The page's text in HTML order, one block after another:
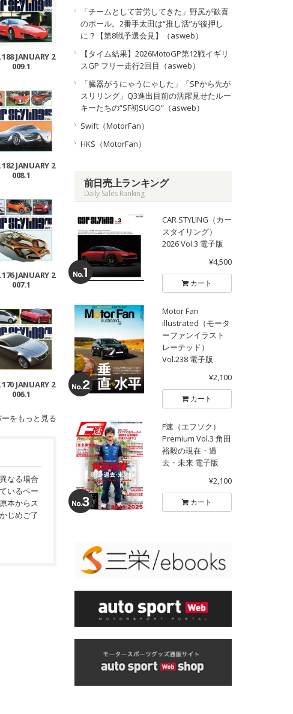
JANUARY 2
009.1
JANUARY 2
008.1
JANUARY 2
007.1
JANUARY 2
006.1
をもっと見る
なる場合
いるペー
本からス
じめご了
「チームとして苦労してきた」野尻が歓喜
のポール。2番手太田は“推し活”が後押し
に？【第8戦予選会見】（asweb）
【タイム結果】2026MotoGP第12戦イギリ
スGP フリー走行2回目（asweb）
「臓器がうにゃうにゃした」「SPから先が
スリリング」Q3進出目前の活躍見せたルー
キーたちの“SF初SUGO”（asweb）
Swift（MotorFan）
HKS（MotorFan）
前日売上ランキング
Daily Sales Ranking
CAR STYLING（カー
スタイリング）
2026 Vol.3 電子版
¥4,500
カート
Motor Fan
illustrated（モータ
ーファンイラスト
レーテッド）
Vol.238 電子版
¥2,100
カート
F速（エフソク）
Premium Vol.3 角田
裕毅の現在・過
去・未来 電子版
¥2,100
カート